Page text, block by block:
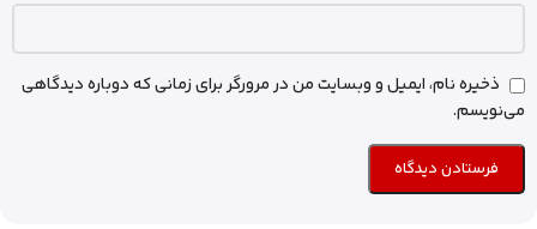
ذخیره نام، ایمیل و وبسایت من در مرورگر برای زمانی که دوباره دیدگاهی
می‌نویسم.